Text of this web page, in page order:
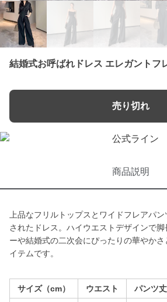
結婚式お呼ばれドレス エレガントフ
売り切れ
商品説明
上品なフリルトップスとワイドフレアパ
されたドレス。ハイウエストデザインで
ーや結婚式の二次会にぴったりの華やか
イテムです。
サイズ（cm） ウエスト パンツ丈